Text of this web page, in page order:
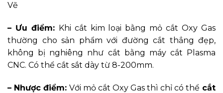
Vẽ
– Ưu điểm: Khi cắt kim loại bằng mỏ cắt Oxy Gas
thường cho sản phẩm với đường cắt thẳng đẹp,
không bị nghiêng như cắt bằng máy cắt Plasma
CNC. Có thể cắt sắt dày từ 8-200mm.
– Nhược điểm: Với mỏ cắt Oxy Gas thì chỉ có thể cắt